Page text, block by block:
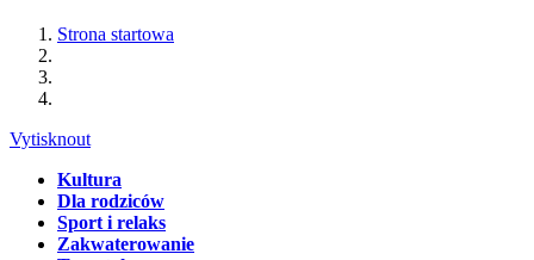
Strona startowa
Vytisknout
Kultura
Dla rodziców
Sport i relaks
Zakwaterowanie